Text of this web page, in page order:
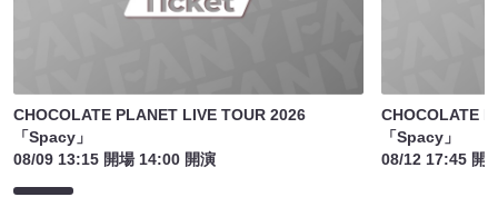
CHOCOLATE PLANET LIVE TOUR 2026
「Spacy」
08/09 13:15 開場 14:00 開演
CHOCOLATE
「Spacy」
08/12 17:45 開